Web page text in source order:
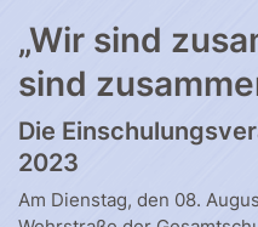
„Wir sind
sind
Die
2023
Am Dienstag, den 08.